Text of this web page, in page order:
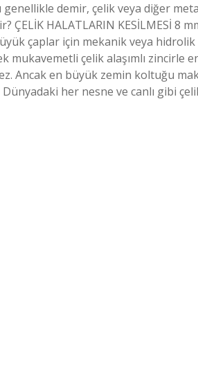
demir, çelik veya diğer
ÇELİK HALATLARIN KESİLMESİ 8
çaplar için mekanik veya hidrolik
mukavemetli çelik alaşımlı zincirle
Ancak en büyük zemin koltuğu
her nesne ve canlı gibi